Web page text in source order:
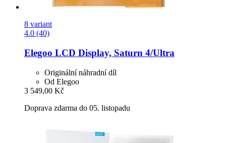
8 variant
4.0 (40)
Elegoo LCD Display, Saturn 4/Ultra
Originální náhradní díl
Od Elegoo
3 549,00 Kč
Doprava zdarma do 05. listopadu